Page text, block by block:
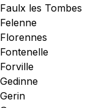
Faulx les Tombes
Felenne
Florennes
Fontenelle
Forville
Gedinne
Gerin